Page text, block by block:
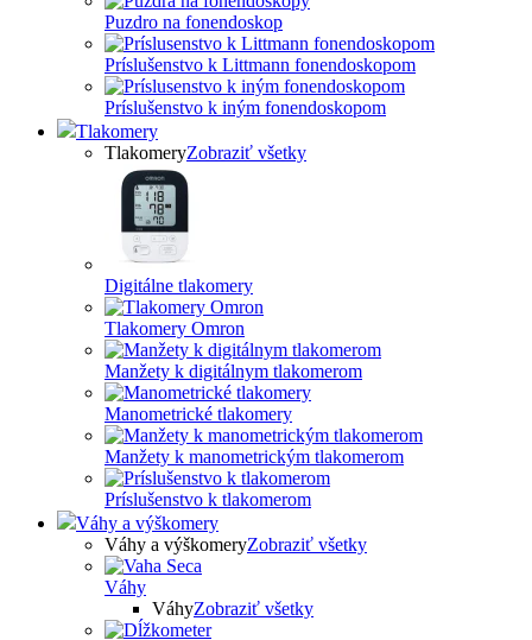
Puzdro na fonendoskop
Príslušenstvo k Littmann fonendoskopom
Príslušenstvo k iným fonendoskopom
Tlakomery
TlakomeryZobraziť všetky
Digitálne tlakomery
Tlakomery Omron
Manžety k digitálnym tlakomerom
Manometrické tlakomery
Manžety k manometrickým tlakomerom
Príslušenstvo k tlakomerom
Váhy a výškomery
Váhy a výškomeryZobraziť všetky
Váhy
VáhyZobraziť všetky